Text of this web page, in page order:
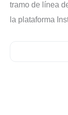
tramo de línea
la plataforma